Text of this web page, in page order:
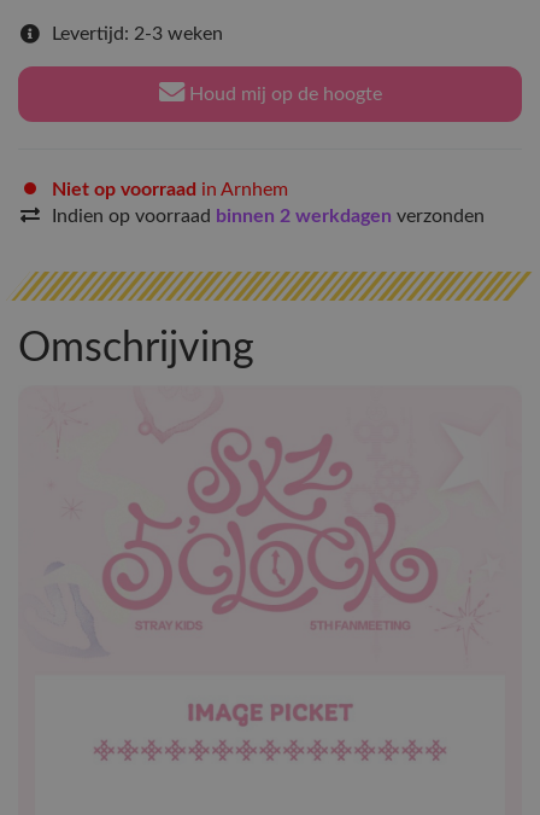
Levertijd: 2-3 weken
Houd mij op de hoogte
Niet op voorraad in Arnhem
Indien op voorraad binnen 2 werkdagen verzonden
Omschrijving